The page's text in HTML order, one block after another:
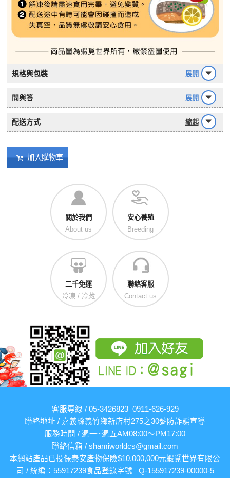
規格與包裝 展開
問與答 展開
配送方式 縮起
加入購物車
關於我們
About us
安心養殖
Breeding
二千免運
冷凍 / 冷藏
聯絡客服
Contact us
客服專線 / 05-3426823 0911-626-929
聯絡地址 / 嘉義縣義竹鄉新店村275之30號 防詐騙宣導
服務時間 / 週一~週五AM08:00～PM17:00
聯絡信箱 / shamiworldcs@gmail.com
本網站產品已投保泰安產物保險$10,000,000元蝦覓世界有限公
司 / 統編：55917239食品登錄字號 Q-155917239-00000-5